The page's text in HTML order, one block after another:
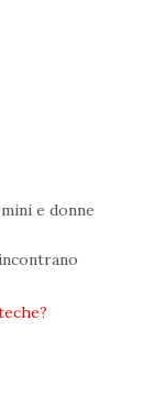
e donne